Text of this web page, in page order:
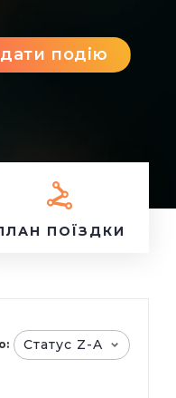
подію
ПОЇЗДКИ
Статус Z-A